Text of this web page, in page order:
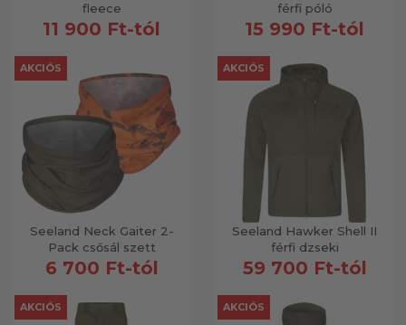
fleece
11 900 Ft-tól
férfi póló
15 990 Ft-tól
Seeland Neck Gaiter 2-
Pack csősál szett
AKCIÓS
6 700 Ft-tól
Seeland Hawker Shell II
férfi dzseki
AKCIÓS
59 700 Ft-tól
AKCIÓS AKCIÓS